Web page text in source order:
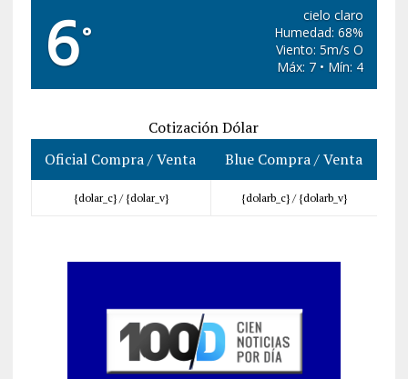
6°
cielo claro
Humedad: 68%
Viento: 5m/s O
Máx: 7 • Mín: 4
Cotización Dólar
Oficial Compra / Venta
Blue Compra / Venta
{dolar_c} / {dolar_v} {dolarb_c} / {dolarb_v}